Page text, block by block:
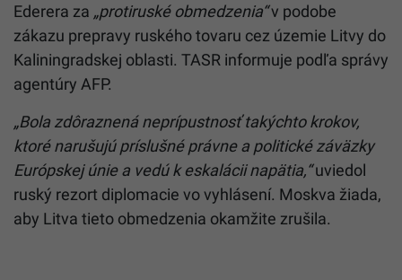
Ederera za „protiruské obmedzenia“v podobe
zákazu prepravy ruského tovaru cez územie Litvy do
Kaliningradskej oblasti. TASR informuje podľa správy
agentúry AFP.
„Bola zdôraznená neprípustnosť takýchto krokov,
ktoré narušujú príslušné právne a politické záväzky
Európskej únie a vedú k eskalácii napätia,“uviedol
ruský rezort diplomacie vo vyhlásení. Moskva žiada,
aby Litva tieto obmedzenia okamžite zrušila.